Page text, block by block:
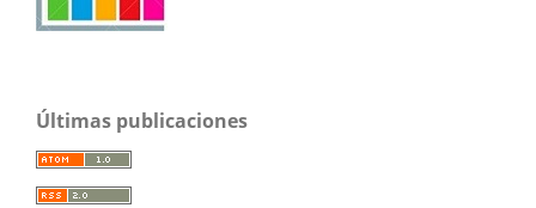
Últimas publicaciones